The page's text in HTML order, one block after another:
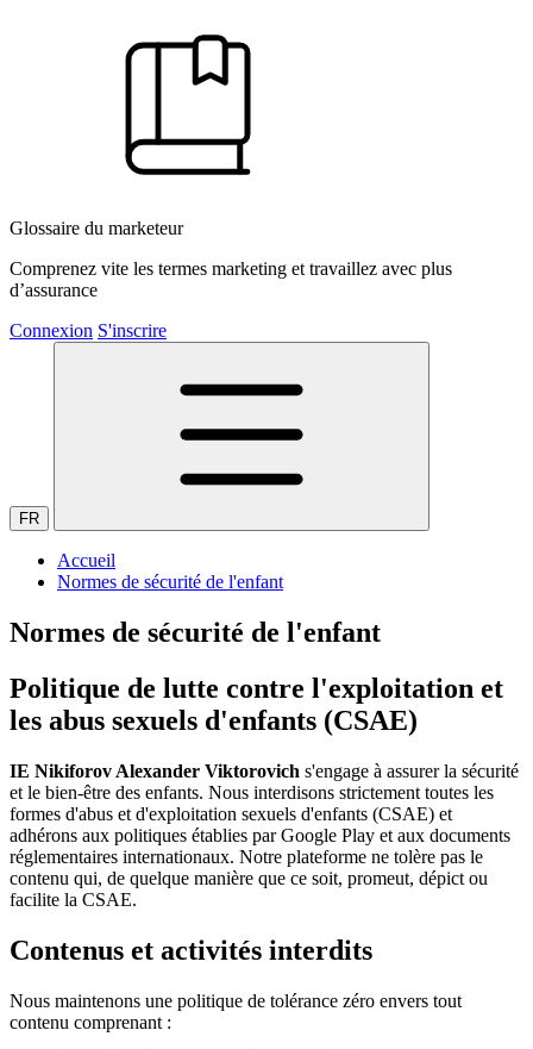
Glossaire du marketeur
Comprenez vite les termes marketing et travaillez avec plus
d’assurance
Connexion S'inscrire
FR
Accueil
Normes de sécurité de l'enfant
Normes de sécurité de l'enfant
Politique de lutte contre l'exploitation et
les abus sexuels d'enfants (CSAE)
IE Nikiforov Alexander Viktorovich s'engage à assurer la sécurité
et le bien-être des enfants. Nous interdisons strictement toutes les
formes d'abus et d'exploitation sexuels d'enfants (CSAE) et
adhérons aux politiques établies par Google Play et aux documents
réglementaires internationaux. Notre plateforme ne tolère pas le
contenu qui, de quelque manière que ce soit, promeut, dépict ou
facilite la CSAE.
Contenus et activités interdits
Nous maintenons une politique de tolérance zéro envers tout
contenu comprenant :